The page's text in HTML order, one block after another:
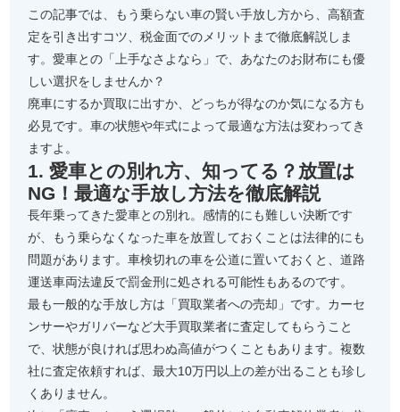
この記事では、もう乗らない車の賢い手放し方から、高額査
定を引き出すコツ、税金面でのメリットまで徹底解説しま
す。愛車との「上手なさよなら」で、あなたのお財布にも優
しい選択をしませんか？
廃車にするか買取に出すか、どっちが得なのか気になる方も
必見です。車の状態や年式によって最適な方法は変わってき
ますよ。
1. 愛車との別れ方、知ってる？放置は
NG！最適な手放し方法を徹底解説
長年乗ってきた愛車との別れ。感情的にも難しい決断です
が、もう乗らなくなった車を放置しておくことは法律的にも
問題があります。車検切れの車を公道に置いておくと、道路
運送車両法違反で罰金刑に処される可能性もあるのです。
最も一般的な手放し方は「買取業者への売却」です。カーセ
ンサーやガリバーなど大手買取業者に査定してもらうこと
で、状態が良ければ思わぬ高値がつくこともあります。複数
社に査定依頼すれば、最大10万円以上の差が出ることも珍し
くありません。